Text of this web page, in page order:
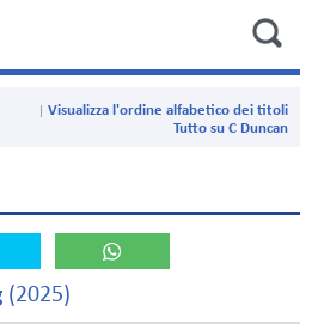
Visualizza l'ordine alfabetico dei titoli
Tutto su C Duncan
(2025)